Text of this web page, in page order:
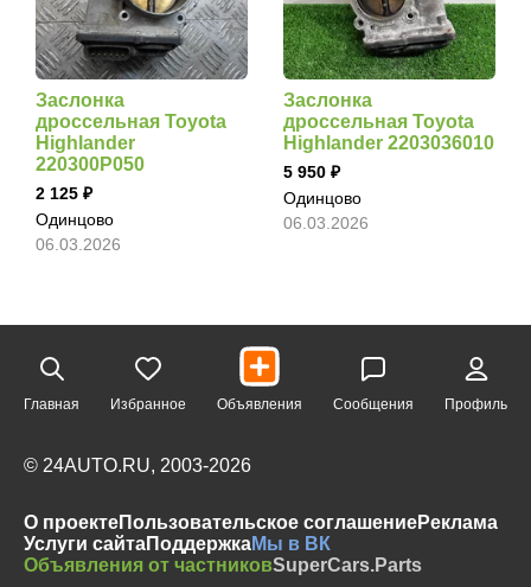
Заслонка
дроссельная Toyota
Highlander
220300P050
2 125
Одинцово
06.03.2026
Заслонка
дроссельная Toyota
Highlander 2203036010
5 950
Одинцово
06.03.2026
Главная Избранное Объявления Сообщения Профиль
© 24AUTO.RU, 2003-2026
О проектеПользовательское соглашениеРеклама
Услуги сайтаПоддержкаМы в ВК
Объявления от частниковSuperCars.Parts